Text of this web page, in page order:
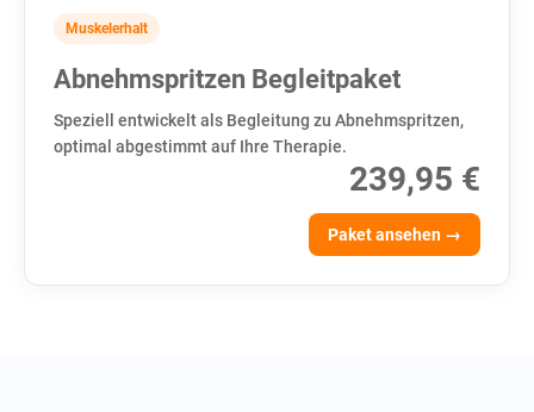
Muskelerhalt
Abnehmspritzen Begleitpaket
Speziell entwickelt als Begleitung zu Abnehmspritzen,
optimal abgestimmt auf Ihre Therapie.
239,95 €
Paket ansehen →